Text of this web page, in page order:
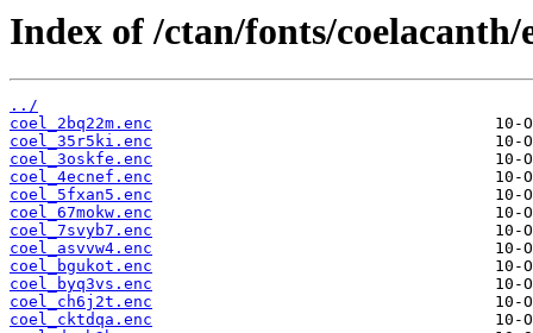
Index of /ctan/fonts/coelacanth/
../
coel_2bq22m.enc
coel_35r5ki.enc
coel_3oskfe.enc
coel_4ecnef.enc
coel_5fxan5.enc
coel_67mokw.enc
coel_7svyb7.enc
coel_asvvw4.enc
coel_bgukot.enc
coel_byq3vs.enc
coel_ch6j2t.enc
coel_cktdqa.enc